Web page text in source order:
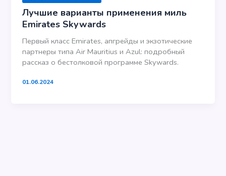
Лучшие варианты применения миль
Emirates Skywards
Первый класс Emirates, апгрейды и экзотические
партнеры типа Air Mauritius и Azul: подробный
рассказ о бестолковой программе Skywards.
01.06.2024